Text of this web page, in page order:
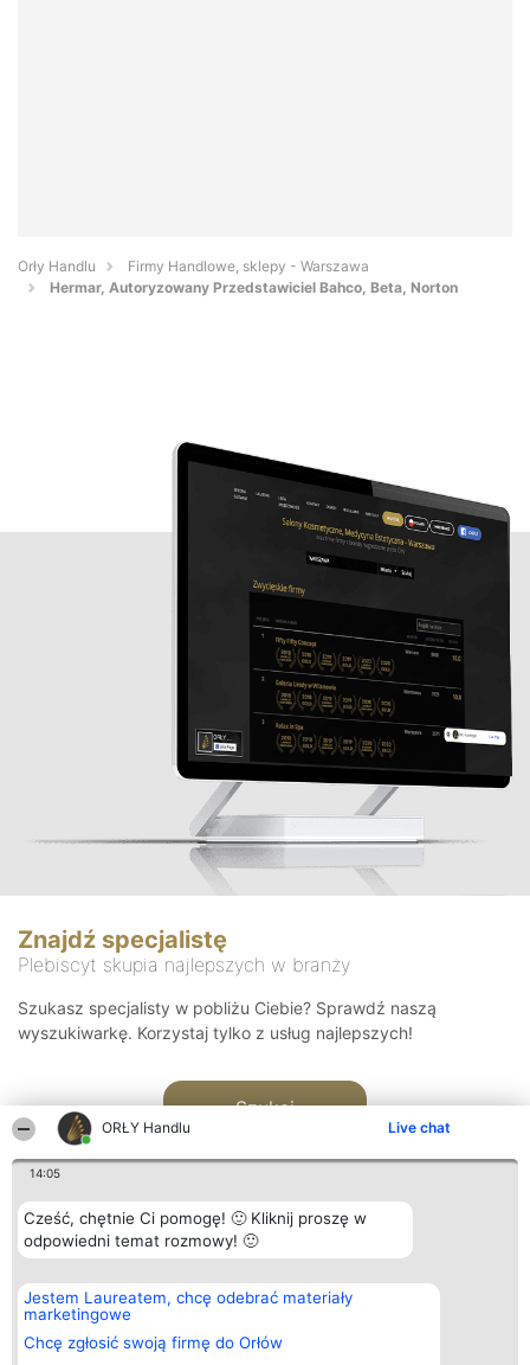
ORŁY Handlu Live chat
14:05
Cześć, chętnie Ci pomogę! 🙂 Kliknij proszę w
odpowiedni temat rozmowy! 🙂
Jestem Laureatem, chcę odebrać materiały
marketingowe
Chcę zgłosić swoją firmę do Orłów
Orły Handlu
Firmy Handlowe, sklepy - Warszawa
Hermar, Autoryzowany Przedstawiciel Bahco, Beta, Norton
Znajdź specjalistę
Plebiscyt skupia najlepszych w branży
Szukasz specjalisty w pobliżu Ciebie? Sprawdź naszą
wyszukiwarkę. Korzystaj tylko z usług najlepszych!
Szukaj
Organizator plebiscytu
Bright Side Solutions sp. z o.
o. sp. k.
ul. Ruska 22
Wrocław 50-079
Plebiscyt
Laureaci
wszystkich
Laureatów
Kontakt
Kontakt